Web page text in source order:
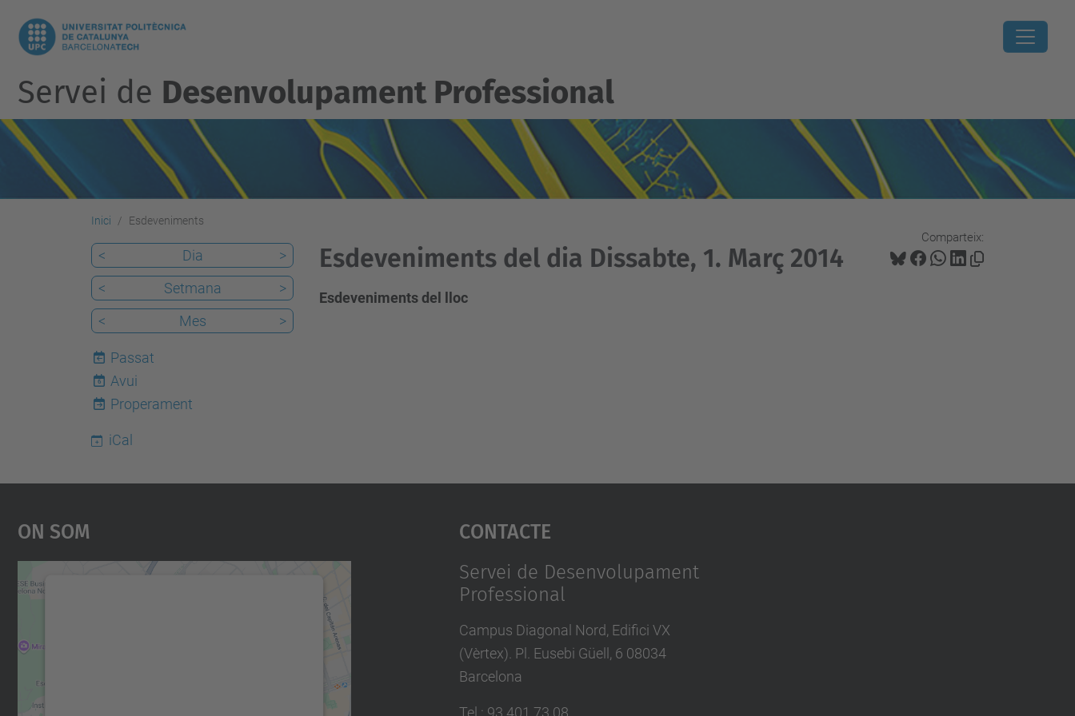
Servei de Desenvolupament Professional
Inici Esdeveniments
Comparteix:
Esdeveniments del dia Dissabte, 1. Març 2014
Esdeveniments del lloc
< Dia
>
<
Setmana
>
<
Mes >
Passat
6
Avui
Properament
iCal
On Som Contacte
Servei de Desenvolupament
Professional
Campus Diagonal Nord, Edifici VX
(Vèrtex). Pl. Eusebi Güell, 6 08034
Barcelona
Tel. : 93 401 73 08